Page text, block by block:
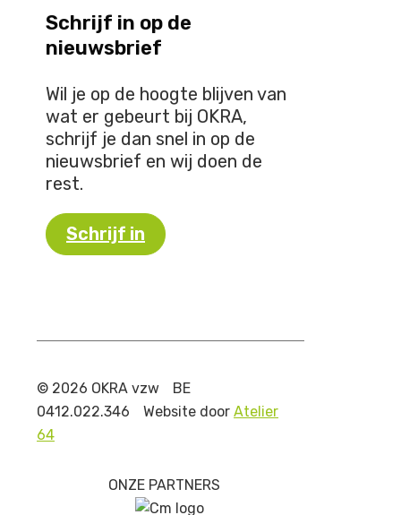
Schrijf in op de
nieuwsbrief
Wil je op de hoogte blijven van
wat er gebeurt bij OKRA,
schrijf je dan snel in op de
nieuwsbrief en wij doen de
rest.
Schrijf in
© 2026 OKRA vzw
BE
0412.022.346
Website door Atelier
64
ONZE PARTNERS